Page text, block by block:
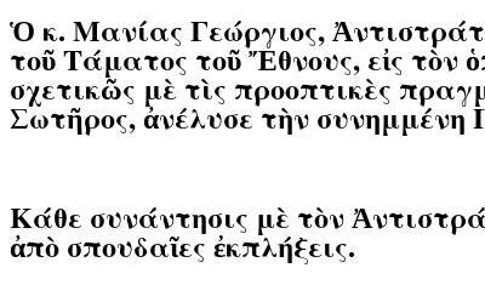
Ὁ κ. Μανίας Γεώργιος,
τοῦ Τάματος τοῦ Ἔθνους, εἰς τὸν
σχετικῶς μὲ τὶς προοπτικὲς
Σωτῆρος, ἀνέλυσετὴν συνημμένη
Κάθε συνάντησις μὲ τὸν
ἀπὸ σπουδαῖες ἐκπλήξεις.